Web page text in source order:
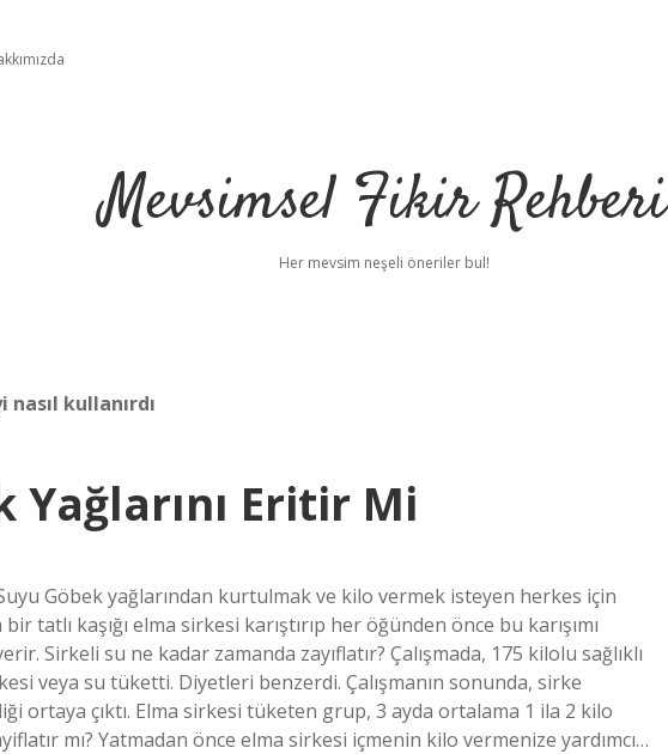
Mevsimsel Fikir Rehberi
Her mevsim neşeli öneriler bul!
kullanırdı
Yağlarını Eritir Mi
Göbek yağlarından kurtulmak ve kilo vermek isteyen herkes için
tatlı kaşığı elma sirkesi karıştırıp her öğünden önce bu karışımı
Sirkeli su ne kadar zamanda zayıflatır? Çalışmada, 175 kilolu sağlıklı
veya su tüketti. Diyetleri benzerdi. Çalışmanın sonunda, sirke
ortaya çıktı. Elma sirkesi tüketen grup, 3 ayda ortalama 1 ila 2 kilo
mı? Yatmadan önce elma sirkesi içmenin kilo vermenize yardımcı…